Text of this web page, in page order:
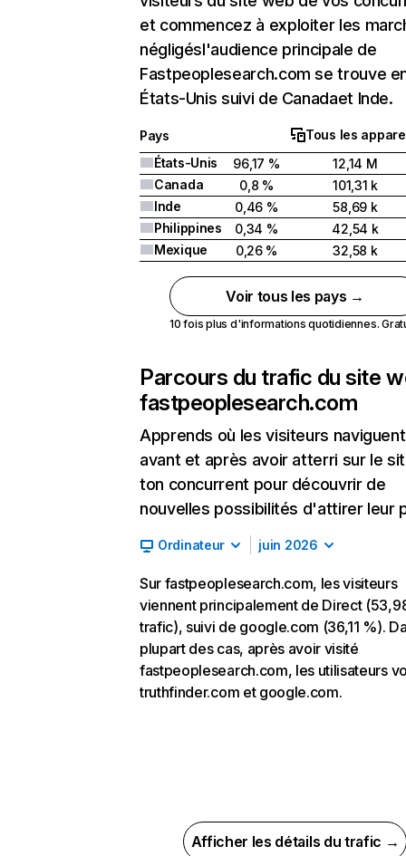
et commencez à exploiter les
négligésl'audience principale de
Fastpeoplesearch.com se trouve
États-Unis suivi de Canadaet Inde.
Pays
Tous les
États-Unis
96,17 %
12,14 M
Canada
0,8 %
101,31 k
Inde
0,46 %
58,69 k
Philippines
0,34 %
42,54 k
Mexique
0,26 % 32,58 k
Voir tous les pays →
10 fois plus d'informations quotidiennes.
Parcours du trafic du site
fastpeoplesearch.com
Apprends où les visiteurs naviguent
avant et après avoir atterri sur le
ton concurrent pour découvrir de
nouvelles possibilités d'attirer leur
Ordinateur juin 2026
Sur fastpeoplesearch.com, les visiteurs
viennent principalement de Direct
trafic), suivi de google.com (36,11 %).
plupart des cas, après avoir visité
fastpeoplesearch.com, les utilisateurs
truthfinder.com et google.com.
Afficher les détails du trafic →